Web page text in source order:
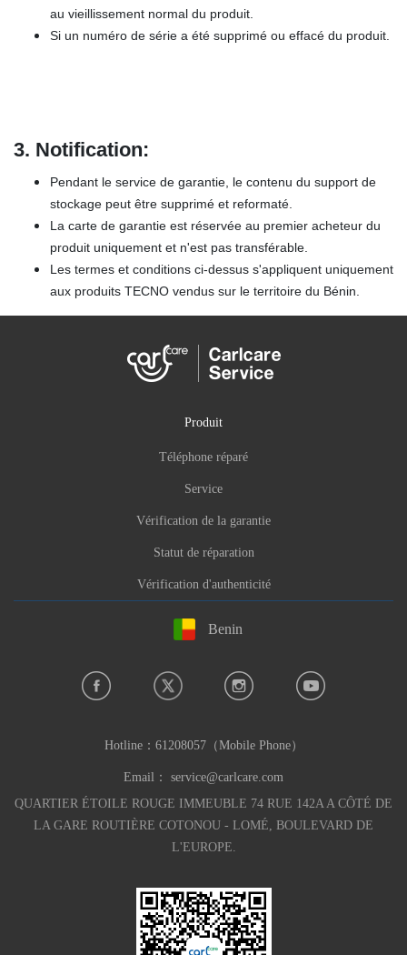
au vieillissement normal du produit.
Si un numéro de série a été supprimé ou effacé du produit.
3. Notification:
Pendant le service de garantie, le contenu du support de
stockage peut être supprimé et reformaté.
La carte de garantie est réservée au premier acheteur du
produit uniquement et n'est pas transférable.
Les termes et conditions ci-dessus s'appliquent uniquement
aux produits TECNO vendus sur le territoire du Bénin.
Produit
Téléphone réparé
Service
Vérification de la garantie
Statut de réparation
Vérification d'authenticité
Benin
Hotline： 61208057（Mobile Phone）
Email： service@carlcare.com
QUARTIER ÉTOILE ROUGE IMMEUBLE 74 RUE 142A A CÔTÉ DE
LA GARE ROUTIÈRE COTONOU - LOMÉ, BOULEVARD DE
L'EUROPE.